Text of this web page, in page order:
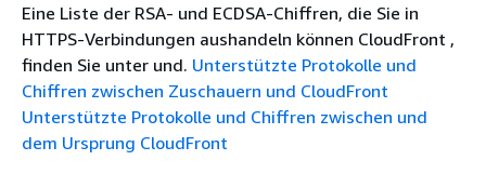
Eine Liste der RSA- und ECDSA-Chiffren, die Sie in
HTTPS-Verbindungen aushandeln können CloudFront ,
finden Sie unter und. Unterstützte Protokolle und
Chiffren zwischen Zuschauern und CloudFront
Unterstützte Protokolle und Chiffren zwischen und
dem Ursprung CloudFront